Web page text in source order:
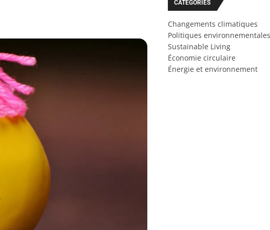
CATÉGORIES
Changements climatiques
Politiques environnementales
Sustainable Living
Économie circulaire
Énergie et environnement